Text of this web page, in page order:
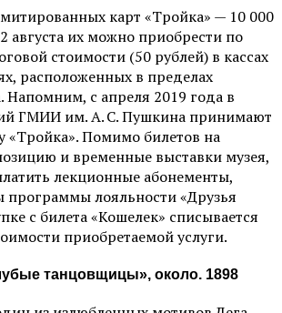
карт «Тройка» — 10 000
августа их можно приобрести по
стоимости (50 рублей) в кассах
расположенных в пределах
Напомним, с апреля 2019 года в
ГМИИ им. А. С. Пушкина принимают
«Тройка». Помимо билетов на
и временные выставки музея,
лекционные абонементы,
программы лояльности «Друзья
с билета «Кошелек» списывается
приобретаемой услуги.
танцовщицы», около. 1898